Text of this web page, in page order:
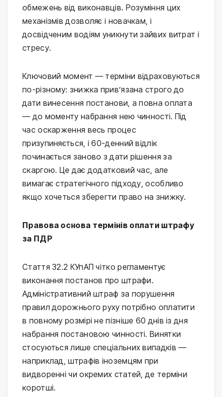
обмежень від виконавців. Розуміння цих
механізмів дозволяє і новачкам, і
досвідченим водіям уникнути зайвих витрат і
стресу.
Ключовий момент — терміни відраховуються
по-різному: знижка прив’язана строго до
дати винесення постанови, а повна оплата
— до моменту набрання нею чинності. Під
час оскарження весь процес
призупиняється, і 60-денний відлік
починається заново з дати рішення за
скаргою. Це дає додатковий час, але
вимагає стратегічного підходу, особливо
якщо хочеться зберегти право на знижку.
Правова основа термінів оплати штрафу
за ПДР
Стаття 32.2 КУпАП чітко регламентує
виконання постанов про штрафи.
Адміністративний штраф за порушення
правил дорожнього руху потрібно оплатити
в повному розмірі не пізніше 60 днів із дня
набрання постановою чинності. Винятки
стосуються лише спеціальних випадків —
наприклад, штрафів іноземцям при
видворенні чи окремих статей, де терміни
коротші.